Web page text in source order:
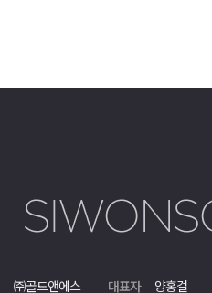
㈜골드앤에스 대표자 양홍걸